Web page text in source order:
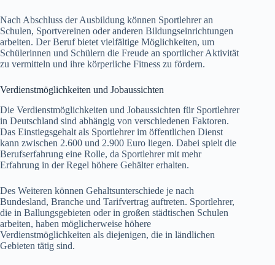
Nach Abschluss der Ausbildung können Sportlehrer an
Schulen, Sportvereinen oder anderen Bildungseinrichtungen
arbeiten. Der Beruf bietet vielfältige Möglichkeiten, um
Schülerinnen und Schülern die Freude an sportlicher Aktivität
zu vermitteln und ihre körperliche Fitness zu fördern.
Verdienstmöglichkeiten und Jobaussichten
Die Verdienstmöglichkeiten und Jobaussichten für Sportlehrer
in Deutschland sind abhängig von verschiedenen Faktoren.
Das Einstiegsgehalt als Sportlehrer im öffentlichen Dienst
kann zwischen 2.600 und 2.900 Euro liegen. Dabei spielt die
Berufserfahrung eine Rolle, da Sportlehrer mit mehr
Erfahrung in der Regel höhere Gehälter erhalten.
Des Weiteren können Gehaltsunterschiede je nach
Bundesland, Branche und Tarifvertrag auftreten. Sportlehrer,
die in Ballungsgebieten oder in großen städtischen Schulen
arbeiten, haben möglicherweise höhere
Verdienstmöglichkeiten als diejenigen, die in ländlichen
Gebieten tätig sind.